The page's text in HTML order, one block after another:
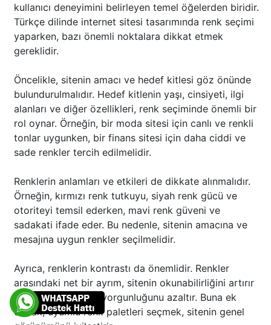
kullanıcı deneyimini belirleyen temel öğelerden biridir.
Türkçe dilinde internet sitesi tasarımında renk seçimi
yaparken, bazı önemli noktalara dikkat etmek
gereklidir.
Öncelikle, sitenin amacı ve hedef kitlesi göz önünde
bulundurulmalıdır. Hedef kitlenin yaşı, cinsiyeti, ilgi
alanları ve diğer özellikleri, renk seçiminde önemli bir
rol oynar. Örneğin, bir moda sitesi için canlı ve renkli
tonlar uygunken, bir finans sitesi için daha ciddi ve
sade renkler tercih edilmelidir.
Renklerin anlamları ve etkileri de dikkate alınmalıdır.
Örneğin, kırmızı renk tutkuyu, siyah renk gücü ve
otoriteyi temsil ederken, mavi renk güveni ve
sadakati ifade eder. Bu nedenle, sitenin amacına ve
mesajına uygun renkler seçilmelidir.
Ayrıca, renklerin kontrastı da önemlidir. Renkler
arasındaki net bir ayrım, sitenin okunabilirliğini artırır
ve kullanıcının göz yorgunluğunu azaltır. Buna ek
olarak, uyumlu renk paletleri seçmek, sitenin genel